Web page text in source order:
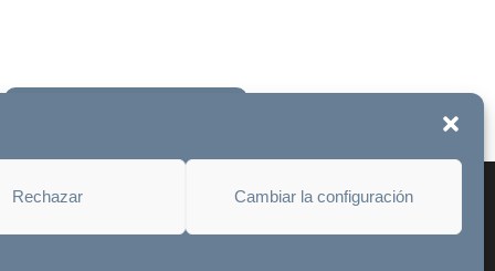
Rechazar Cambiar la configuración